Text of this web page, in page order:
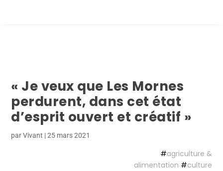
« Je veux que Les Mornes
perdurent, dans cet état
d’esprit ouvert et créatif »
parVivant |25 mars 2021
#agriculture &
alimentation #culture